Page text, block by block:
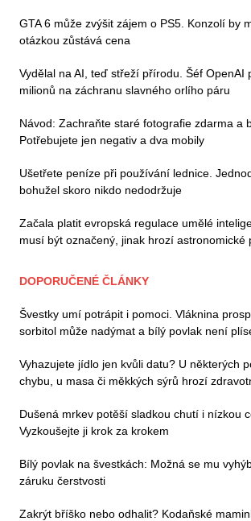
GTA 6 může zvýšit zájem o PS5. Konzolí by
otázkou zůstává cena
Vydělal na AI, teď střeží přírodu. Šéf OpenAI
milionů na záchranu slavného orlího páru
Návod: Zachraňte staré fotografie zdarma a
Potřebujete jen negativ a dva mobily
Ušetřete peníze při používání lednice.
bohužel skoro nikdo nedodržuje
Začala platit evropská regulace umělé
musí být označený, jinak hrozí astronomické
DOPORUČENÉ ČLÁNKY
Švestky umí potrápit i pomoci. Vláknina
sorbitol může nadýmat a bílý povlak není
Vyhazujete jídlo jen kvůli datu? U některých
chybu, u masa či měkkých sýrů hrozí
Dušená mrkev potěší sladkou chutí i nízkou
Vyzkoušejte ji krok za krokem
Bílý povlak na švestkách: Možná se mu
záruku čerstvosti
Zakrýt bříško nebo odhalit? Kodaňské